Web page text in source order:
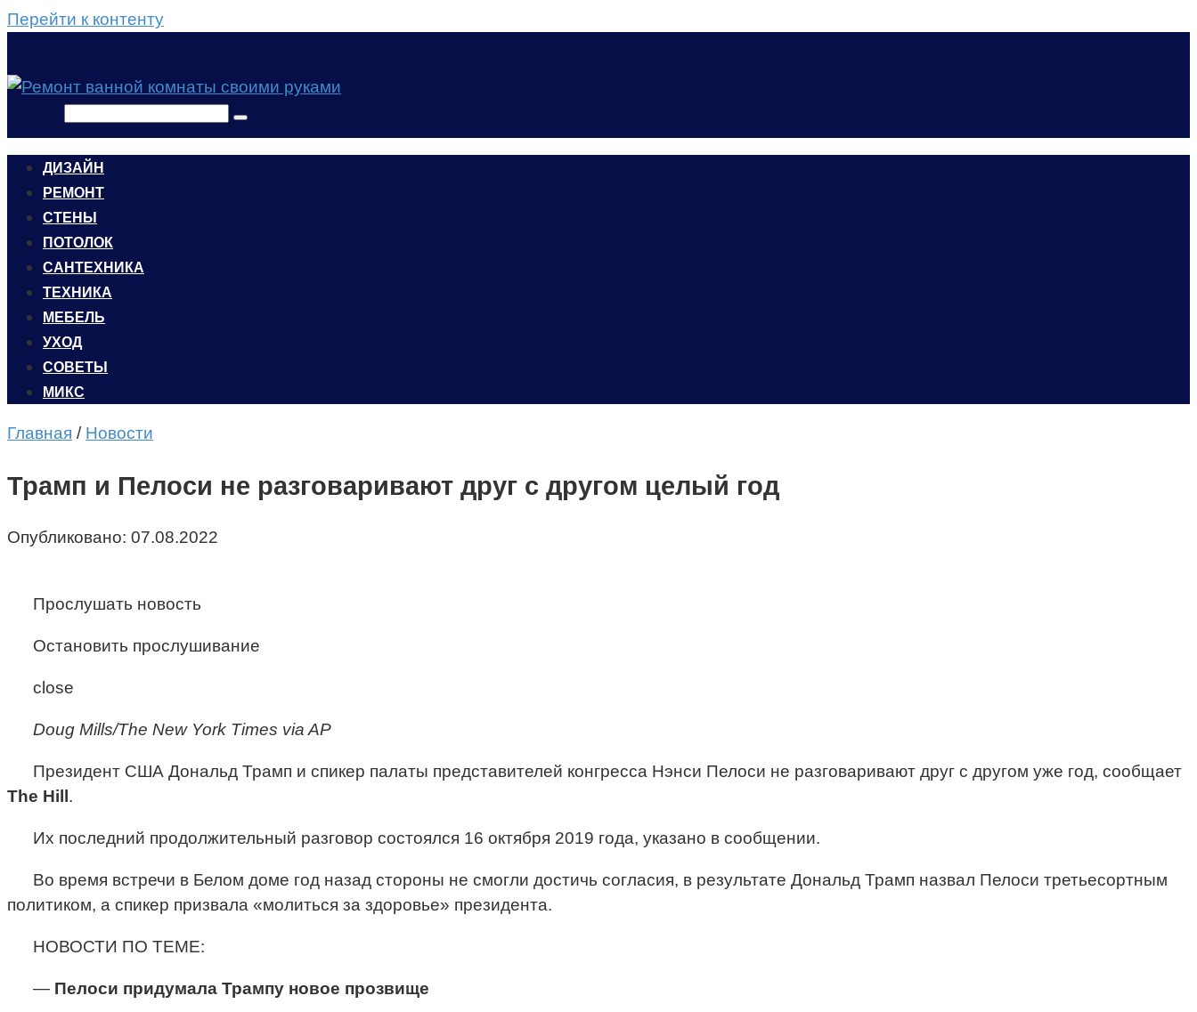
Перейти к контенту
ДИЗАЙН
РЕМОНТ
СТЕНЫ
ПОТОЛОК
САНТЕХНИКА
ТЕХНИКА
МЕБЕЛЬ
УХОД
CОВЕТЫ
МИКС
Главная / Новости
Трамп и Пелоси не разговаривают друг с другом целый год
Опубликовано: 07.08.2022
Прослушать новость
Остановить прослушивание
close
Doug Mills/The New York Times via AP
Президент США Дональд Трамп и спикер палаты представителей конгресса Нэнси Пелоси не разговаривают друг с другом уже год, сообщает
The Hill .
Их последний продолжительный разговор состоялся 16 октября 2019 года, указано в сообщении.
Во время встречи в Белом доме год назад стороны не смогли достичь согласия, в результате Дональд Трамп назвал Пелоси третьесортным
политиком, а спикер призвала «молиться за здоровье» президента.
НОВОСТИ ПО ТЕМЕ:
— Пелоси придумала Трампу новое прозвище